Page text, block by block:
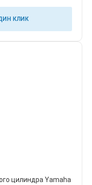
КЛИК
цилиндра Yamaha